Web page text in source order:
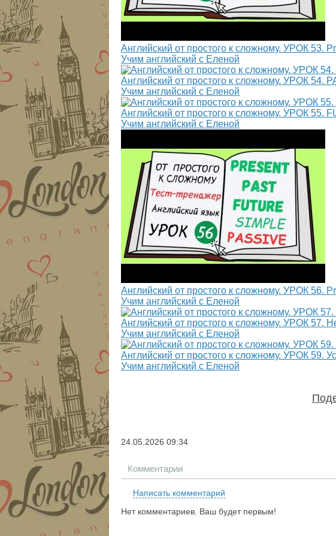
Английский от простого к сложному. УРОК 53.
Учим английский с Еленой
Английский от простого к сложному. УРОК 54.
Учим английский с Еленой
Английский от простого к сложному. УРОК 55.
Учим английский с Еленой
Английский от простого к сложному. УРОК 56.
Учим английский с Еленой
Английский от простого к сложному. УРОК 57.
Учим английский с Еленой
Английский от простого к сложному. УРОК 59.
Учим английский с Еленой
24.05.2026 09:34
Комментарии
Написать комментарий
Нет комментариев. Ваш будет первым!